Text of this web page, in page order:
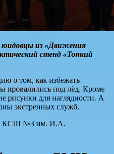
юидовцы из «Движения
стенд «Тонкий
о том, как избежать
провалились под лёд. Кроме
рисунки для наглядности. А
экстренных служб.
КСШ №3 им. И.А.